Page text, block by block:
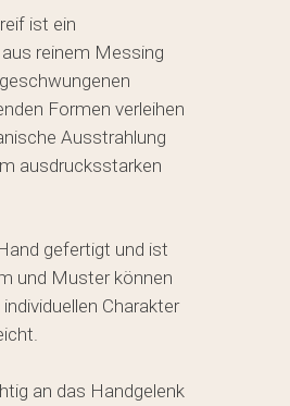
ist ein
reinem Messing
Formen verleihen
Ausstrahlung
ausdrucksstarken
gefertigt und ist
und Muster können
Charakter
an das Handgelenk